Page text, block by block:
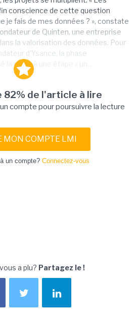
conscience de cette question
je fais de mes données ? », constate
de Quinten, une entreprise
la valorisation des données. Pour
d'Ysance, la phase
place à une étape « un...
82% de l'article à lire
compte pour poursuivre la lecture
MON COMPTE LMI
un compte? Connectez-vous
a plu? Partagez le !